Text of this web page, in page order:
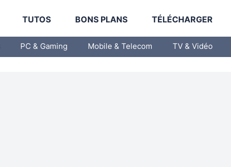
TUTOS BONS PLANS TÉLÉCHARGER
PC & Gaming Mobile & Telecom TV & Vidéo